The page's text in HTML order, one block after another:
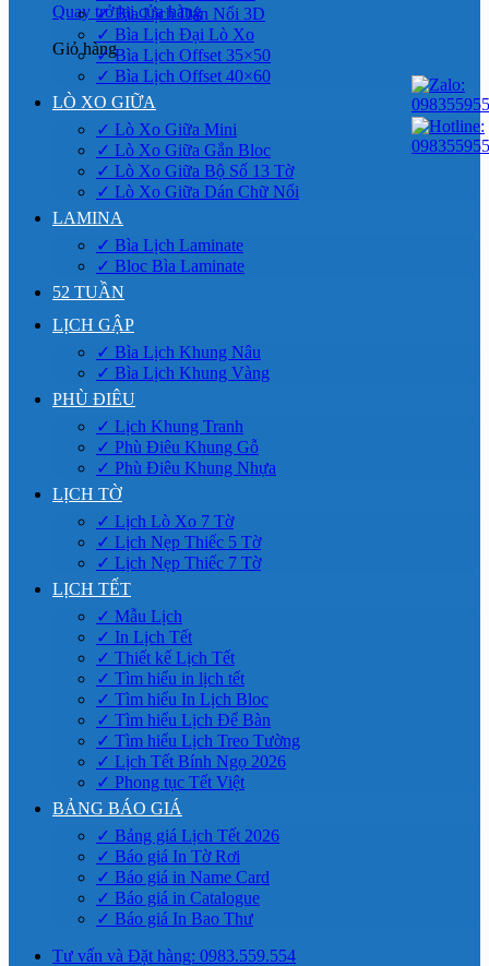
Quay trở lại cửa hàng
Giỏ hàng
✓ Bìa Lịch Dán Nổi 3D
✓ Bìa Lịch Đại Lò Xo
✓ Bìa Lịch Offset 35×50
✓ Bìa Lịch Offset 40×60
LÒ XO GIỮA
✓ Lò Xo Giữa Mini
✓ Lò Xo Giữa Gắn Bloc
✓ Lò Xo Giữa Bộ Số 13 Tờ
✓ Lò Xo Giữa Dán Chữ Nổi
LAMINA
✓ Bìa Lịch Laminate
✓ Bloc Bìa Laminate
52 TUẦN
LỊCH GẬP
✓ Bìa Lịch Khung Nâu
✓ Bìa Lịch Khung Vàng
PHÙ ĐIÊU
✓ Lịch Khung Tranh
✓ Phù Điêu Khung Gỗ
✓ Phù Điêu Khung Nhựa
LỊCH TỜ
✓ Lịch Lò Xo 7 Tờ
✓ Lịch Nẹp Thiếc 5 Tờ
✓ Lịch Nẹp Thiếc 7 Tờ
LỊCH TẾT
✓ Mẫu Lịch
✓ In Lịch Tết
✓ Thiết kế Lịch Tết
✓ Tìm hiểu in lịch tết
✓ Tìm hiểu In Lịch Bloc
✓ Tìm hiểu Lịch Để Bàn
✓ Tìm hiểu Lịch Treo Tường
✓ Lịch Tết Bính Ngọ 2026
✓ Phong tục Tết Việt
BẢNG BÁO GIÁ
✓ Bảng giá Lịch Tết 2026
✓ Báo giá In Tờ Rơi
✓ Báo giá in Name Card
✓ Báo giá in Catalogue
✓ Báo giá In Bao Thư
Tư vấn và Đặt hàng: 0983.559.554